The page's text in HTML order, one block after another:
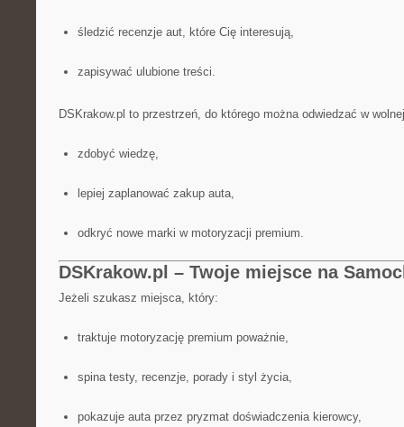
śledzić recenzje aut, które Cię interesują,
zapisywać ulubione treści.
DSKrakow.pl to przestrzeń, do którego można odwiedzać w
zdobyć wiedzę,
lepiej zaplanować zakup auta,
odkryć nowe marki w motoryzacji premium.
DSKrakow.pl – Twoje miejsce na
Jeżeli szukasz miejsca, który:
traktuje motoryzację premium poważnie,
spina testy, recenzje, porady i styl życia,
pokazuje auta przez pryzmat doświadczenia kierowcy,